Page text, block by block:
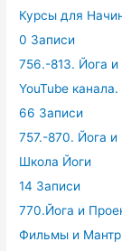
Курсы для
0 Записи
756.-813. Йога
YouTube канала.
66 Записи
757.-870. Йога и
Школа Йоги
14 Записи
770.Йога и
Фильмы и